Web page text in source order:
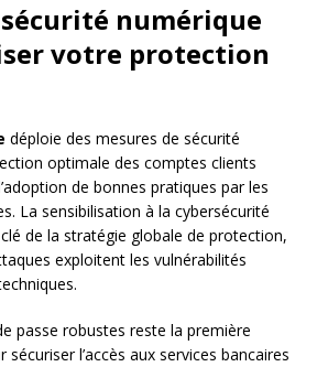
numérique
votre protection
déploie des mesures de sécurité
optimale des comptes clients
de bonnes pratiques par les
La sensibilisation à la cybersécurité
de la stratégie globale de protection,
exploitent les vulnérabilités
passe robustes reste la première
l’accès aux services bancaires